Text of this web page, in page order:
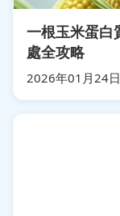
一根玉米蛋白
處全攻略
2026年01月24日